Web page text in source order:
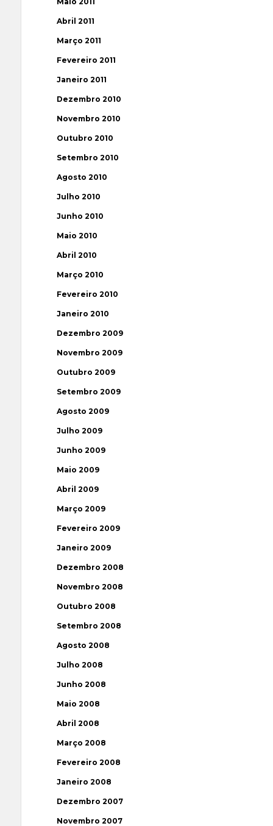
Abril 2011
Março 2011
Fevereiro 2011
Janeiro 2011
Dezembro 2010
Novembro 2010
Outubro 2010
Setembro 2010
Agosto 2010
Julho 2010
Junho 2010
Maio 2010
Abril 2010
Março 2010
Fevereiro 2010
Janeiro 2010
Dezembro 2009
Novembro 2009
Outubro 2009
Setembro 2009
Agosto 2009
Julho 2009
Junho 2009
Maio 2009
Abril 2009
Março 2009
Fevereiro 2009
Janeiro 2009
Dezembro 2008
Novembro 2008
Outubro 2008
Setembro 2008
Agosto 2008
Julho 2008
Junho 2008
Maio 2008
Abril 2008
Março 2008
Fevereiro 2008
Janeiro 2008
Dezembro 2007
Novembro 2007